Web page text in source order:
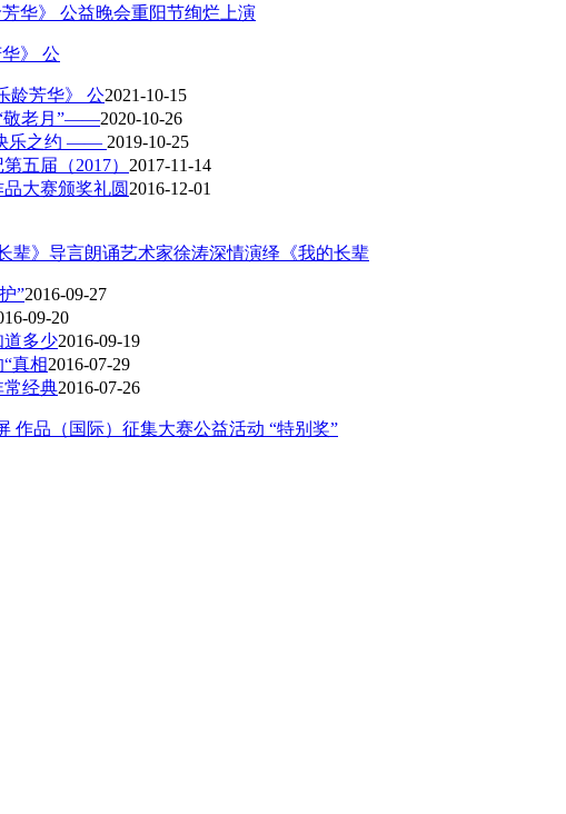
》 公
龄芳华》 公2021-10-15
“敬老月”——2020-10-26
乐之约 —— 2019-10-25
五届（2017） 2017-11-14
大赛颁奖礼圆 2016-12-01
朗诵艺术家徐涛深情演绎《我的长辈
”2016-09-27
09-20
道多少2016-09-19
真相2016-07-29
常经典2016-07-26